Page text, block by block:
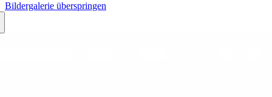
Bildergalerie überspringen